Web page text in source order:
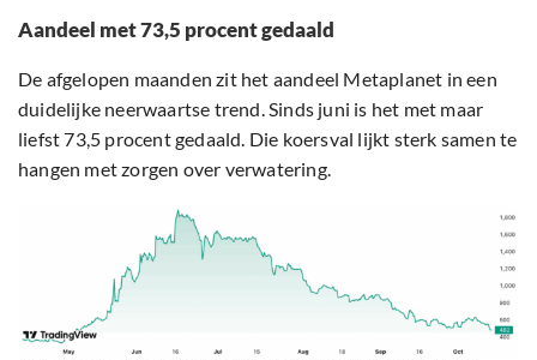
Aandeel met 73,5 procent gedaald
De afgelopen maanden zit het aandeel Metaplanet in een
duidelijke neerwaartse trend. Sinds juni is het met maar
liefst 73,5 procent gedaald. Die koersval lijkt sterk samen te
hangen met zorgen over verwatering.